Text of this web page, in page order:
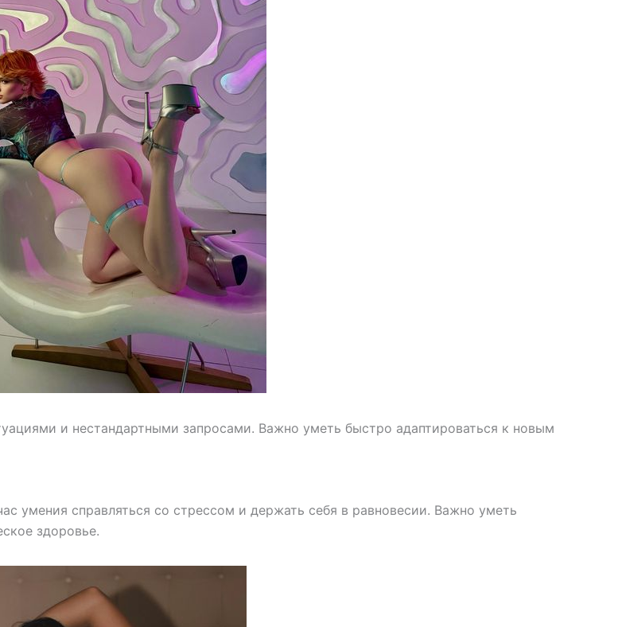
и нестандартными запросами. Важно уметь быстро адаптироваться к новым
умения справляться со стрессом и держать себя в равновесии. Важно уметь
здоровье.